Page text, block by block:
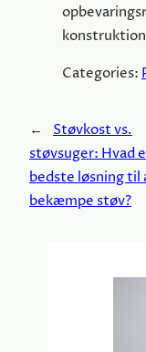
Categories:
←
Støvkost vs.
støvsuger: Hvad
bedste løsning til
bekæmpe støv?